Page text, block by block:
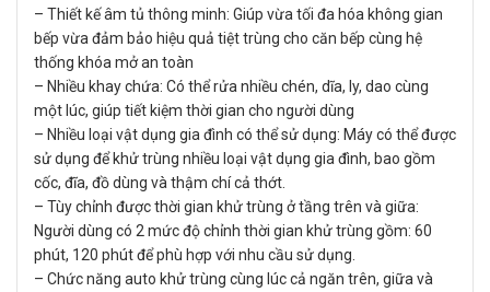
– Thiết kế âm tủ thông minh: Giúp vừa tối đa hóa không gian
bếp vừa đảm bảo hiệu quả tiệt trùng cho căn bếp cùng hệ
thống khóa mở an toàn
– Nhiều khay chứa: Có thể rửa nhiều chén, dĩa, ly, dao cùng
một lúc, giúp tiết kiệm thời gian cho người dùng
– Nhiều loại vật dụng gia đình có thể sử dụng: Máy có thể được
sử dụng để khử trùng nhiều loại vật dụng gia đình, bao gồm
cốc, đĩa, đồ dùng và thậm chí cả thớt.
– Tùy chỉnh được thời gian khử trùng ở tầng trên và giữa:
Người dùng có 2 mức độ chỉnh thời gian khử trùng gồm: 60
phút, 120 phút để phù hợp với nhu cầu sử dụng.
– Chức năng auto khử trùng cùng lúc cả ngăn trên, giữa và